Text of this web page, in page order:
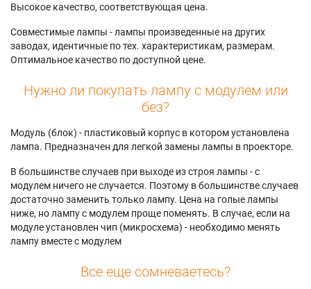
Высокое качество, соответствующая цена.
Совместимые лампы - лампы произведенные на других
заводах, идентичные по тех. характеристикам, размерам.
Оптимальное качество по доступной цене.
Нужно ли покупать лампу с модулем или
без?
Модуль (блок) - пластиковый корпус в котором установлена
лампа. Предназначен для легкой замены лампы в проекторе.
В большинстве случаев при выходе из строя лампы - с
модулем ничего не случается. Поэтому в большинстве случаев
достаточно заменить только лампу. Цена на голые лампы
ниже, но лампу с модулем проще поменять. В случае, если на
модуле установлен чип (микросхема) - необходимо менять
лампу вместе с модулем
Все еще сомневаетесь?